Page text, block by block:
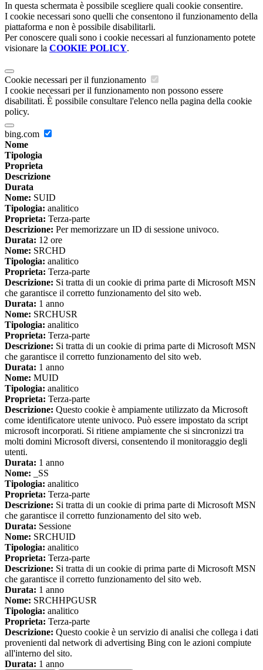
In questa schermata è possibile scegliere quali cookie consentire.
I cookie necessari sono quelli che consentono il funzionamento della
piattaforma e non è possibile disabilitarli.
Per conoscere quali sono i cookie necessari al funzionamento potete
visionare la COOKIE POLICY.
Cookie necessari per il funzionamento
I cookie necessari per il funzionamento non possono essere
disabilitati. È possibile consultare l'elenco nella pagina della cookie
policy.
bing.com
Nome
Tipologia
Proprieta
Descrizione
Durata
Nome: SUID
Tipologia: analitico
Proprieta: Terza-parte
Descrizione: Per memorizzare un ID di sessione univoco.
Durata: 12 ore
Nome: SRCHD
Tipologia: analitico
Proprieta: Terza-parte
Descrizione: Si tratta di un cookie di prima parte di Microsoft MSN
che garantisce il corretto funzionamento del sito web.
Durata: 1 anno
Nome: SRCHUSR
Tipologia: analitico
Proprieta: Terza-parte
Descrizione: Si tratta di un cookie di prima parte di Microsoft MSN
che garantisce il corretto funzionamento del sito web.
Durata: 1 anno
Nome: MUID
Tipologia: analitico
Proprieta: Terza-parte
Descrizione: Questo cookie è ampiamente utilizzato da Microsoft
come identificatore utente univoco. Può essere impostato da script
microsoft incorporati. Si ritiene ampiamente che si sincronizzi tra
molti domini Microsoft diversi, consentendo il monitoraggio degli
utenti.
Durata: 1 anno
Nome: _SS
Tipologia: analitico
Proprieta: Terza-parte
Descrizione: Si tratta di un cookie di prima parte di Microsoft MSN
che garantisce il corretto funzionamento del sito web.
Durata: Sessione
Nome: SRCHUID
Tipologia: analitico
Proprieta: Terza-parte
Descrizione: Si tratta di un cookie di prima parte di Microsoft MSN
che garantisce il corretto funzionamento del sito web.
Durata: 1 anno
Nome: SRCHHPGUSR
Tipologia: analitico
Proprieta: Terza-parte
Descrizione: Questo cookie è un servizio di analisi che collega i dati
provenienti dal network di advertising Bing con le azioni compiute
all'interno del sito.
Durata: 1 anno